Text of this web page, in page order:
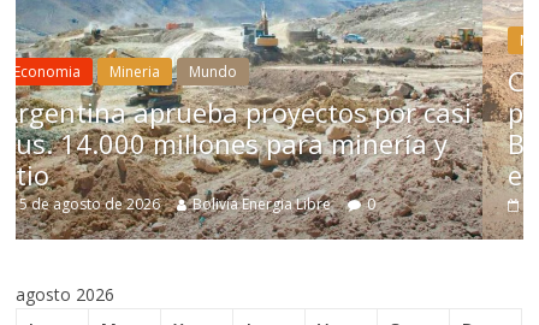
por casi
y
0
Mineria Mundo
Chile aprueba reforma
para impulsar inversión
Bolivia no acelera decisiones
estructurales
5 de agosto de 2026 Bolivia Energia Libre
agosto 2026